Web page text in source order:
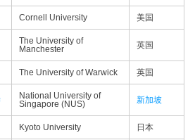
Cornell University 美国
The University of
Manchester
英国
The University of Warwick 英国
National University of
Singapore (NUS)
新加坡
Kyoto University 日本